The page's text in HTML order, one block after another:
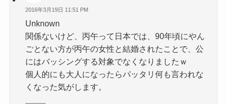
2016年3月19日 11:51 PM
Unknown
関係ないけど、丙午って日本では、90年頃にやん
ごとない方が丙午の女性と結婚されたことで、公
にはバッシングする対象でなくなりましたｗ
個人的にも大人になったらパッタリ何も言われな
くなった気がします。